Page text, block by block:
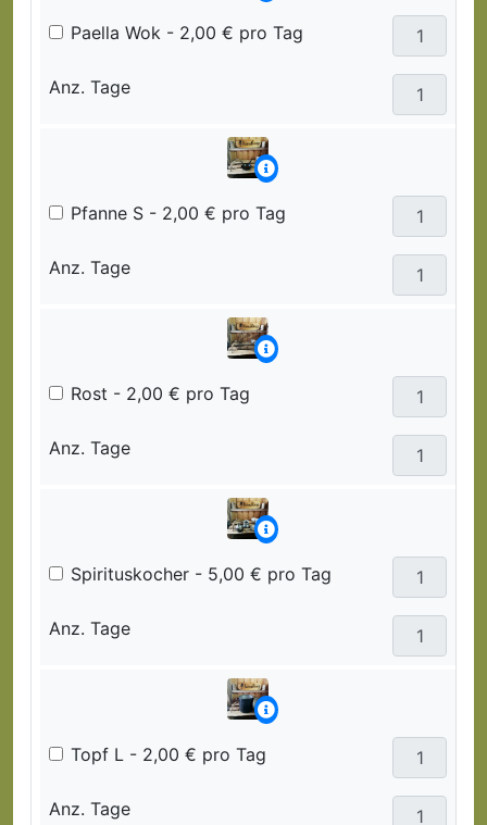
Paella Wok - 2,00 € pro Tag
Anz. Tage
Pfanne S - 2,00 € pro Tag
Anz. Tage
Rost - 2,00 € pro Tag
Anz. Tage
Spirituskocher - 5,00 € pro Tag
Anz. Tage
Topf L - 2,00 € pro Tag
Anz. Tage